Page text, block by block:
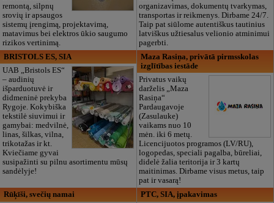
remontą, silpnų
srovių ir apsaugos
sistemų įrengimą, projektavimą,
matavimus bei elektros ūkio saugumo
rizikos vertinimą.
organizavimas, dokumentų tvarkymas,
transportas ir reikmenys. Dirbame 24/7.
Taip pat siūlome autentiškus tautinius
latviškus užtiesalus velionio atminimui
pagerbti.
BRISTOLS ES, SIA
UAB „Bristols ES“
– audinių
išparduotuvė ir
didmeninė prekyba
Rygoje. Kokybiška
tekstilė siuvimui ir
gamybai: medvilnė,
linas, šilkas, vilna,
trikotažas ir kt.
Kviečiame gyvai
susipažinti su pilnu asortimentu mūsų
sandėlyje!
Maza Rasiņa, privātā pirmsskolas
izglītības iestāde
Privatus vaikų
darželis „Maza
Rasiņa“
Pardaugavoje
(Zasulauke)
vaikams nuo 10
mėn. iki 6 metų.
Licencijuotos programos (LV/RU),
logopedas, speciali pagalba, būreliai,
didelė žalia teritorija ir 3 kartų
maitinimas. Dirbame visus metus, taip
pat ir vasarą!
Rūķīši, svečių namai
PTC, SIA, įpakavimas